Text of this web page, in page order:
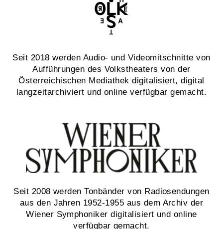
Seit 2018 werden Audio- und Videomitschnitte von
Aufführungen des Volkstheaters von der
Österreichischen Mediathek digitalisiert, digital
langzeitarchiviert und online verfügbar gemacht.
Seit 2008 werden Tonbänder von Radiosendungen
aus den Jahren 1952-1955 aus dem Archiv der
Wiener Symphoniker digitalisiert und online
verfügbar gemacht.